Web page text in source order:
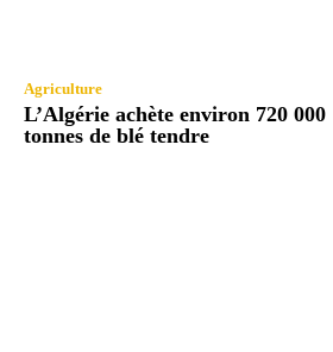
Agriculture
L’Algérie achète environ 720 000
tonnes de blé tendre